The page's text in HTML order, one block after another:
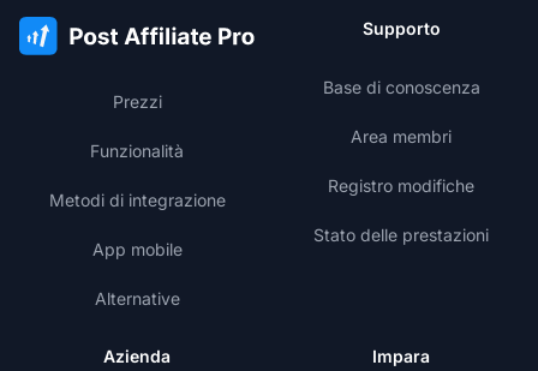
Prezzi
Funzionalità
Metodi di integrazione
App mobile
Alternative
Supporto
Base di conoscenza
Area membri
Registro modifiche
Stato delle prestazioni
Azienda Impara